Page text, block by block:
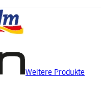
Weitere Produkte